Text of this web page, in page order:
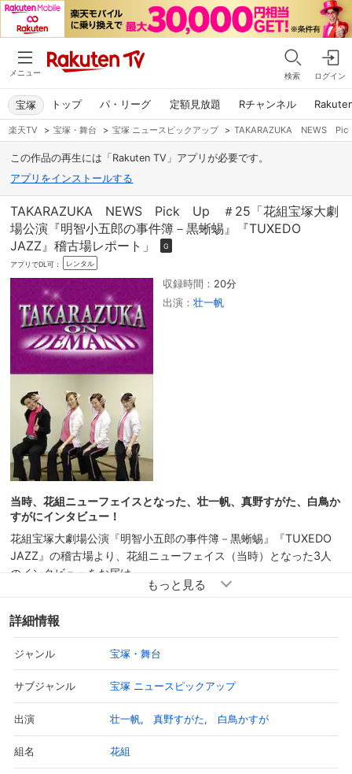
メニュー 検索 ログイン
トップ パ・リーグ 定額見放題 Rチャンネル
宝塚
楽天TV > 宝塚・舞台 > 宝塚 ニュースピックアップ > TAKARAZUKA NEWS Pick
この作品の再生には「Rakuten TV」アプリが必要です。
アプリをインストールする
TAKARAZUKA NEWS Pick Up ＃25「花組宝塚大劇
場公演『明智小五郎の事件簿－黒蜥蜴』『TUXEDO
JAZZ』稽古場レポート」
G
アプリでDL可： レンタル
収録時間： 20分
出演：壮一帆
当時、花組ニューフェイスとなった、壮一帆、真野すがた、白鳥か
すがにインタビュー！
花組宝塚大劇場公演『明智小五郎の事件簿－黒蜥蜴』『TUXEDO
JAZZ』の稽古場より、花組ニューフェイス（当時）となった3人
のインタビューをお届け。
馴染んだ様子を見せます。そんな3人の、花組の印象や稽古場での
エピソードなどをたっぷりと盛り込んだ楽しいインタビュー風景
を、どうぞお楽しみください。
詳細情報
ジャンル 宝塚・舞台
サブジャンル 宝塚 ニュースピックアップ
出演 壮一帆 真野すがた 白鳥かすが
組名 花組